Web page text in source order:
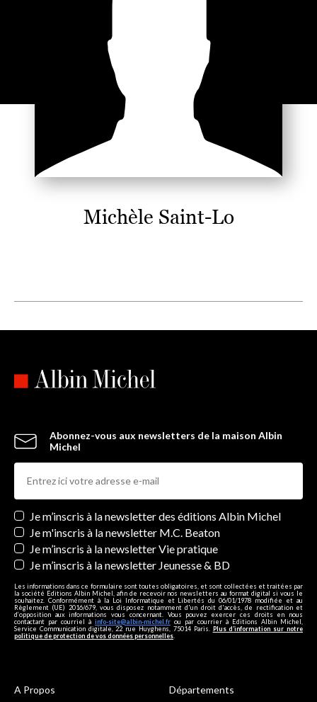
Michèle Saint-Lo
Abonnez-vous aux newsletters de la maison Albin
Michel
Newsletters
Je m’inscris à la newsletter des éditions Albin Michel
Je m'inscris à la newsletter M.C. Beaton
Je m’inscris à la newsletter Vie pratique
Je m’inscris à la newsletter Jeunesse & BD
Les informations dans ce formulaire sont toutes obligatoires, et sont collectées et traitées par
la société Editions Albin Michel, afin de recevoir nos newsletters au format digital si vous le
souhaitez. Conformément à la Loi Informatique et Libertés du 06/01/1978 modifiée et au
Règlement (UE) 2016/679, vous disposez notamment d'un droit d'accès, de rectification et
d’opposition aux informations vous concernant. Vous pouvez exercer ces droits en nous
contactant par courriel à info-site@albin-michel.fr ou par courrier à Editions Albin Michel,
Service Communication digitale, 22 rue Huyghens, 75014 Paris. Plus d’information sur notre
politique de protection de vos données personnelles
A Propos Départements